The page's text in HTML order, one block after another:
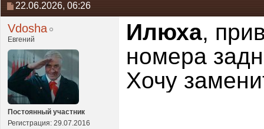
22.06.2026, 06:26
Vdosha
Евгений
Постоянный участник
Регистрация: 29.07.2016
Илюха,
номера
Хочу